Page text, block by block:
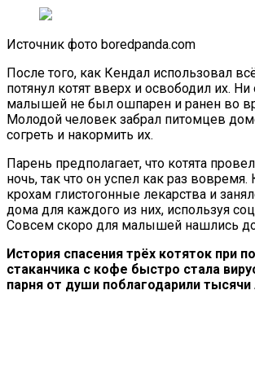
Источник фото boredpanda.com
После того, как Кендал использовал
потянул котят вверх и освободил их. Ни
малышей не был ошпарен и ранен во
Молодой человек забрал питомцев
согреть и накормить их.
Парень предполагает, что котята
ночь, так что он успел как раз
крохам глистогонные лекарства и
дома для каждого из них, используя
Совсем скоро для малышей нашлись
История спасения трёх котяток при
стаканчика с кофе быстро стала
парня от души поблагодарили